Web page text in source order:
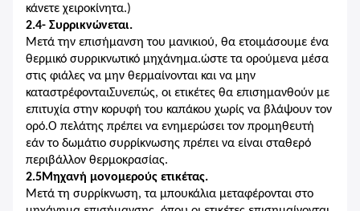
κάνετε χειροκίνητα.)
2.4- Συρρικνώνεται.
Μετά την επισήμανση του μανικιού, θα ετοιμάσουμε ένα
θερμικό συρρικνωτικό μηχάνημα.ώστε τα ορούμενα μέσα
στις φιάλες να μην θερμαίνονται και να μην
καταστρέφονταιΣυνεπώς, οι ετικέτες θα επισημανθούν με
επιτυχία στην κορυφή του καπάκου χωρίς να βλάψουν τον
ορό.Ο πελάτης πρέπει να ενημερώσει τον προμηθευτή
εάν το δωμάτιο συρρίκνωσης πρέπει να είναι σταθερό
περιβάλλον θερμοκρασίας.
2.5Μηχανή μονομερούς ετικέτας.
Μετά τη συρρίκνωση, τα μπουκάλια μεταφέρονται στο